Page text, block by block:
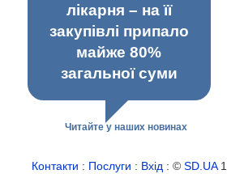
лікарня – на її
закупівлі припало
майже 80%
загальної суми
Читайте у наших новинах
Контакти : Послуги : Вхід : ©SD.UA